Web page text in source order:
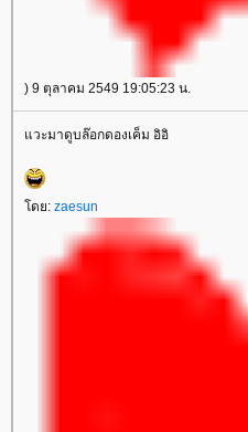
) 9 ตุลาคม 2549 19:05:23 น.
แวะมาดูบล๊อกดองเค็ม อิอิ
โดย: zaesun